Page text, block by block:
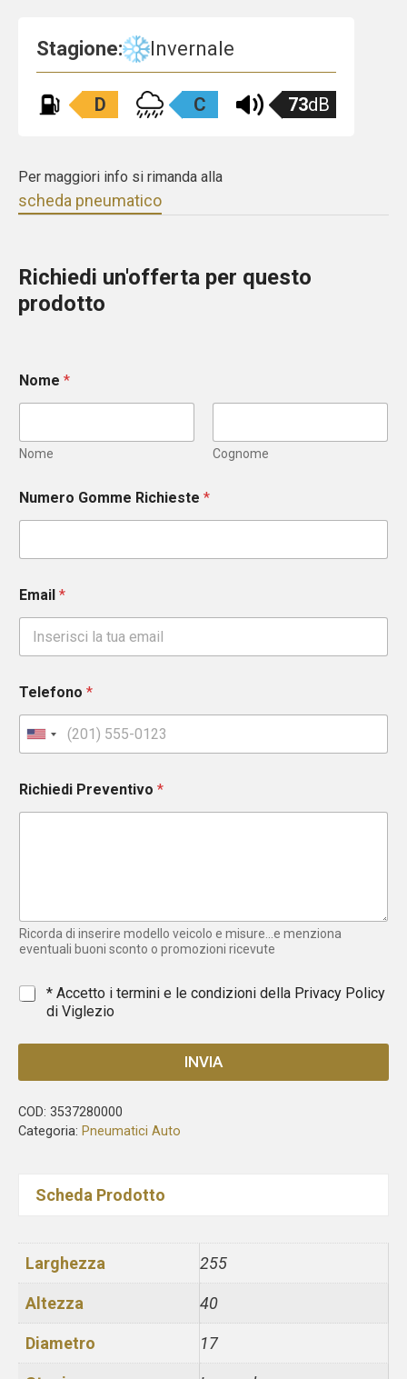
Stagione: Invernale
D C 73dB
Per maggiori info si rimanda alla
scheda pneumatico
Richiedi un'offerta per questo
prodotto
Nome *
Nome Cognome
Numero Gomme Richieste *
Email *
Telefono *
U
n
t
e
e
s
Richiedi Preventivo *
Ricorda di inserire modello veicolo e misure...e menziona
eventuali buoni sconto o promozioni ricevute
* * Accetto i termini e le condizioni della Privacy Policy
di Viglezio
INVIA
COD: 3537280000
Categoria: Pneumatici Auto
Scheda Prodotto
Larghezza 255
Altezza 40
Diametro 17